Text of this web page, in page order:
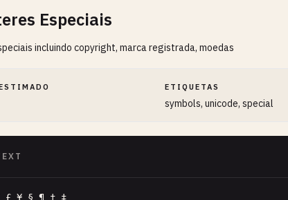
Especiais
incluindo copyright, marca registrada, moedas
ETIQUETAS
symbols, unicode, special
£ ¥ § ¶ † ‡